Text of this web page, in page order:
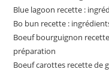
Blue lagoon recette :
Bo bun recette :
Boeuf bourguignon
préparation
Boeuf carottes recette de